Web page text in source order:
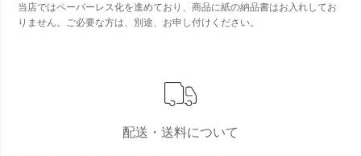
当店ではペーパーレス化を進めており、商品に紙の納品書はお入れしてお
りません。ご必要な方は、別途、お申し付けください。
配送・送料について